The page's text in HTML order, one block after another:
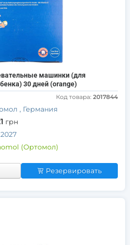
машинки (для
30 дней (orange)
Код товара: 2017844
, Германия
грн
(Ортомол)
Резервировать